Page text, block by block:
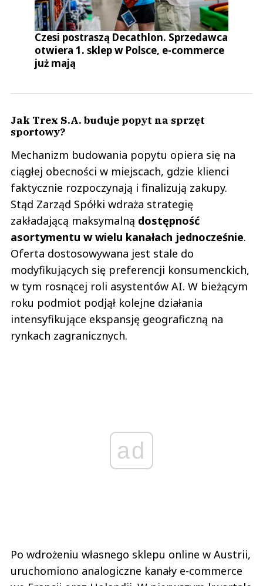
Czesi postraszą Decathlon. Sprzedawca
otwiera 1. sklep w Polsce, e-commerce
już mają
Jak Trex S.A. buduje popyt na sprzęt
sportowy?
Mechanizm budowania popytu opiera się na
ciągłej obecności w miejscach, gdzie klienci
faktycznie rozpoczynają i finalizują zakupy.
Stąd Zarząd Spółki wdraża strategię
zakładającą maksymalną dostępność
asortymentu w wielu kanałach jednocześnie.
Oferta dostosowywana jest stale do
modyfikujących się preferencji konsumenckich,
w tym rosnącej roli asystentów AI. W bieżącym
roku podmiot podjął kolejne działania
intensyfikujące ekspansję geograficzną na
rynkach zagranicznych.
ad
Po wdrożeniu własnego sklepu online w Austrii,
uruchomiono analogiczne kanały e-commerce